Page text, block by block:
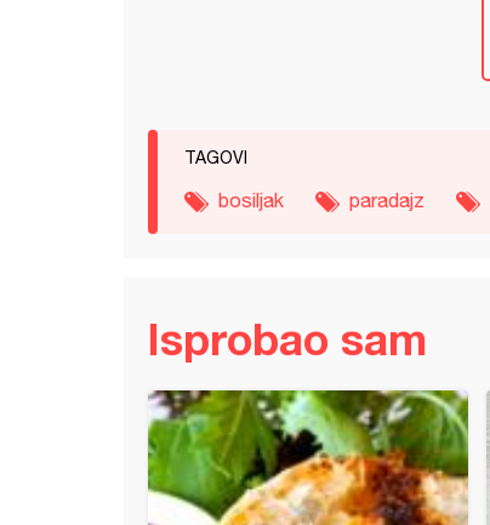
TAGOVI
bosiljak paradajz
Isprobao sam
od barenih jaja i paradajza